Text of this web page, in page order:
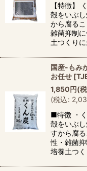
【特徴】
殻をいぶ
から腐る
雑菌抑制
土つくり
国産-もみ
お任せ [
1,850円(
(税込:
■特徴 ・
殻をいぶ
すから腐
性・雑菌
培養土つ